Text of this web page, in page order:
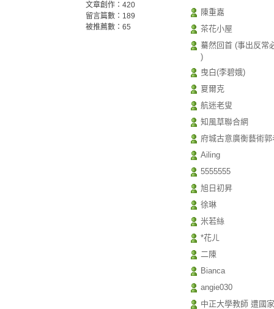
文章創作：420
留言篇數：189
被推薦數： 65
陳重嘉
茶花小屋
驀然回首 (事出反常
)
曳白(李碧娥)
夏爾克
航迷老叟
知風草聯合網
府城古意廣衡藝術郭
Ailing
5555555
旭日初昇
徐琳
米若絲
*花ㄦ
二陳
Bianca
angie030
中正大學教師 遭國